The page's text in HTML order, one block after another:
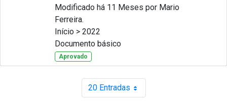
Modificado há 11 Meses por Mario
Ferreira.
Início > 2022
Documento básico
Aprovado
20 EntradasPor página